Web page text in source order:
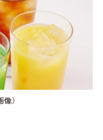
）